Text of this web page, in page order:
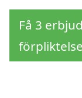
Få 3